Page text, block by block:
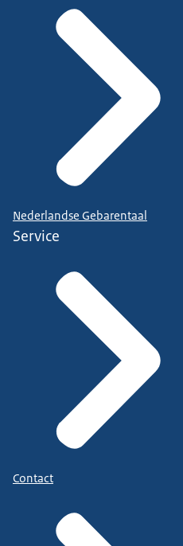
Nederlandse Gebarentaal
Service
Contact